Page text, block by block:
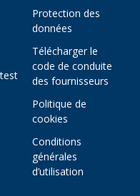
Protection des
données
Télécharger le
code de conduite
des fournisseurs
Politique de
cookies
Conditions
générales
d’utilisation